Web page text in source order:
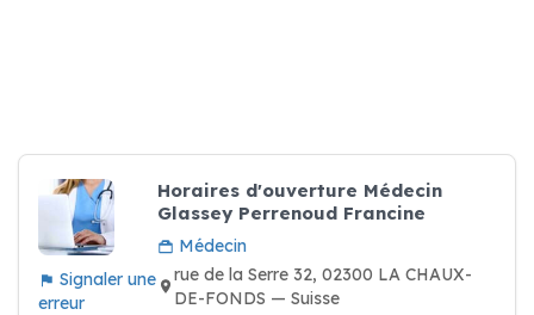
Signaler une
erreur
Horaires d'ouverture Médecin
Glassey Perrenoud Francine
Médecin
rue de la Serre 32, 02300 LA CHAUX-
DE-FONDS — Suisse